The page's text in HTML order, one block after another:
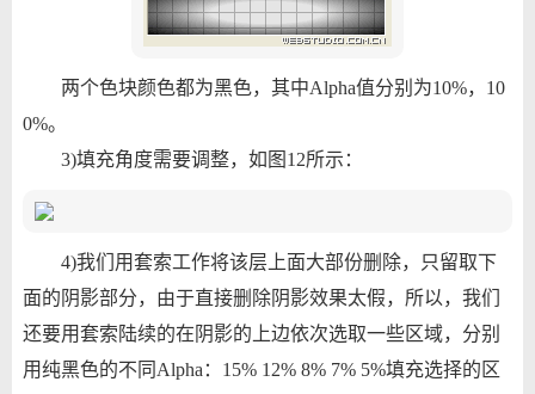
两个色块颜色都为黑色，其中Alpha值分别为10%，10
0%。
3)填充角度需要调整，如图12所示：
4)我们用套索工作将该层上面大部份删除，只留取下
面的阴影部分，由于直接删除阴影效果太假，所以，我们
还要用套索陆续的在阴影的上边依次选取一些区域，分别
用纯黑色的不同Alpha：15% 12% 8% 7% 5%填充选择的区